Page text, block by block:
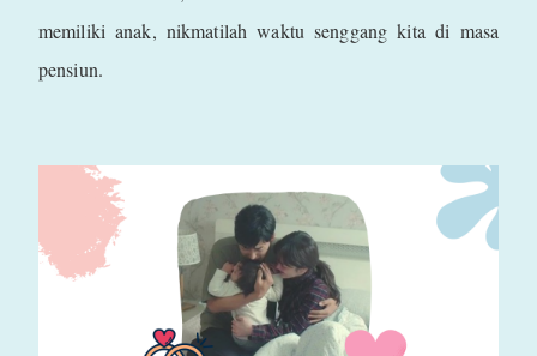
memiliki anak, nikmatilah waktu senggang kita di masa
pensiun.